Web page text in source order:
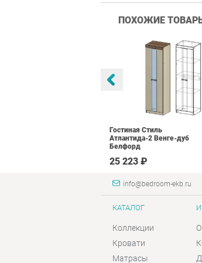
ПОХОЖИЕ
Гостиная Стиль
Атлантида-2 Венге-дуб
Белфорд
25 223 ₽
info@bedroom-ekb.ru
КАТАЛОГ
Коллекции
Кровати
Матрасы